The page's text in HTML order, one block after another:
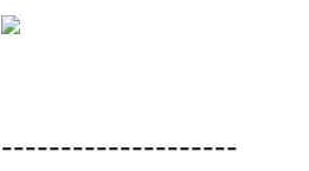
--------------------